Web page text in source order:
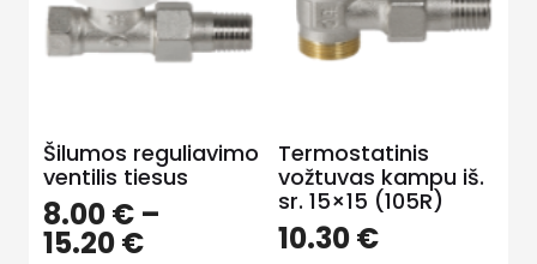
Šilumos reguliavimo
ventilis tiesus
8.00€ –
15.20€
Termostatinis
vožtuvas kampu iš.
sr. 15×15 (105R)
10.30€